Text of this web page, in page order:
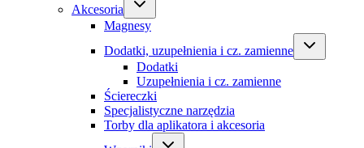
Akcesoria
Magnesy
Dodatki, uzupełnienia i cz. zamienne
Dodatki
Uzupełnienia i cz. zamienne
Ściereczki
Specjalistyczne narzędzia
Torby dla aplikatora i akcesoria